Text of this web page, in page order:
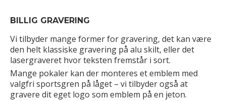
BILLIG GRAVERING
Vi tilbyder mange former for gravering, det kan være
den helt klassiske gravering på alu skilt, eller det
lasergraveret hvor teksten fremstår i sort.
Mange pokaler kan der monteres et emblem med
valgfri sportsgren på låget – vi tilbyder også at
gravere dit eget logo som emblem på en jeton.